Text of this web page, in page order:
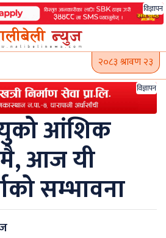
विज्ञापन
२०८३ श्रावण २३
विज्ञापन
आंशिक
आज यी
सम्भावना